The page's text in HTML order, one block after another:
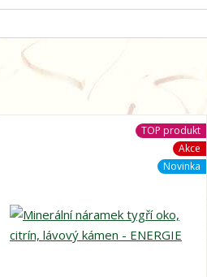
TOP produkt
Akce
Novinka